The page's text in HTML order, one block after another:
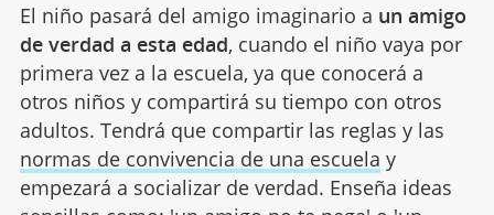
El niño pasará del amigo imaginario a un amigo
de verdad a esta edad, cuando el niño vaya por
primera vez a la escuela, ya que conocerá a
otros niños y compartirá su tiempo con otros
adultos. Tendrá que compartir las reglas y las
normas de convivencia de una escuela y
empezará a socializar de verdad. Enseña ideas